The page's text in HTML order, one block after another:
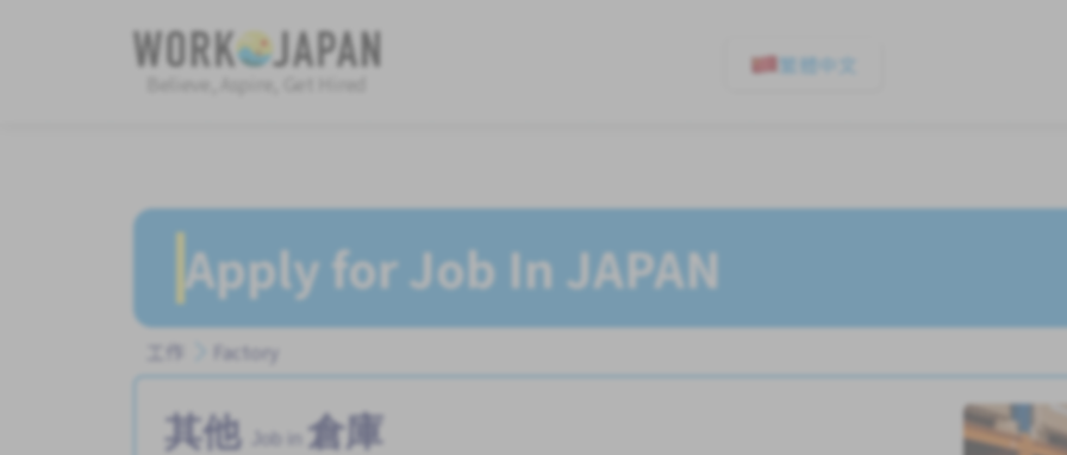
Believe, Aspire, Get Hired
繁體中文
Apply for Job In JAPAN
工作 Factory
其他 倉庫